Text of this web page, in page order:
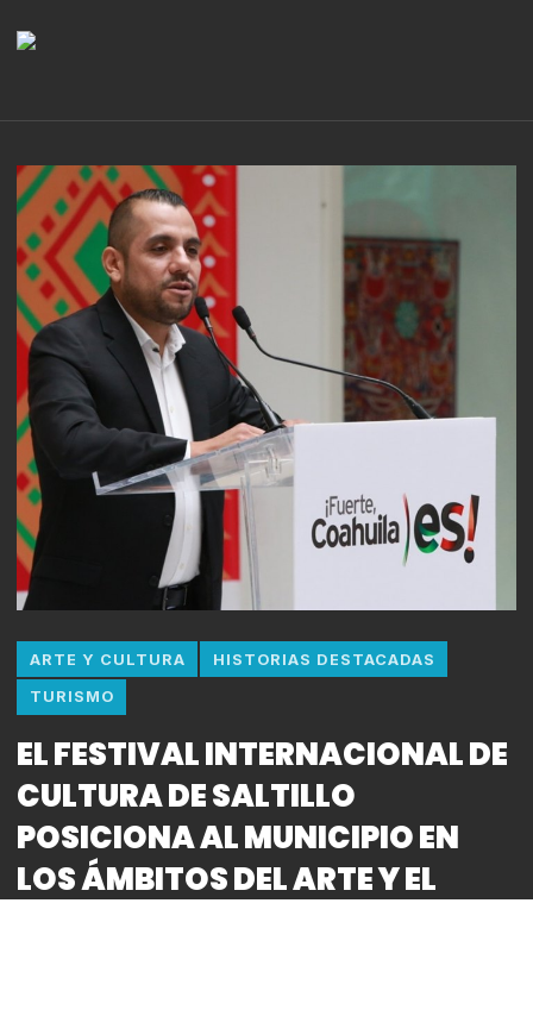
ARTE Y CULTURA HISTORIAS DESTACADAS
TURISMO
EL FESTIVAL INTERNACIONAL DE
CULTURA DE SALTILLO
POSICIONA AL MUNICIPIO EN
LOS ÁMBITOS DEL ARTE Y EL